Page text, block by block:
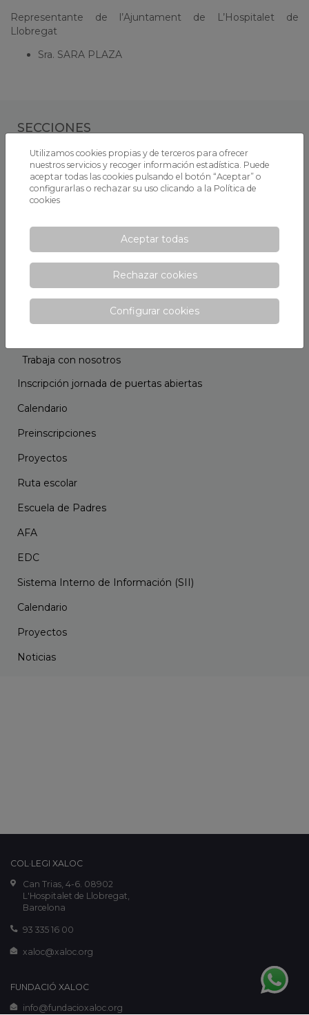
Representante de l’Ajuntament de L’Hospitalet de
Llobregat
Sra. SARA PLAZA
SECCIONES
Información general
Sobre Xaloc
Proyecto educativo
Horario escolar
Instalaciones
Trabaja con nosotros
Inscripción jornada de puertas abiertas
Calendario
Preinscripciones
Proyectos
Ruta escolar
Escuela de Padres
AFA
EDC
Sistema Interno de Información (SII)
Calendario
Proyectos
Noticias
COL·LEGI XALOC
Can Trias, 4-6. 08902
L'Hospitalet de Llobregat,
Barcelona
93 335 16 00
xaloc@xaloc.org
FUNDACIÓ XALOC
info@fundacioxaloc.org
Utilizamos cookies propias y de terceros para ofrecer
nuestros servicios y recoger información estadística. Puede
aceptar todas las cookies pulsando el botón “Aceptar” o
configurarlas o rechazar su uso clicando a la Política de
cookies
Aceptar todas
Rechazar cookies
Configurar cookies